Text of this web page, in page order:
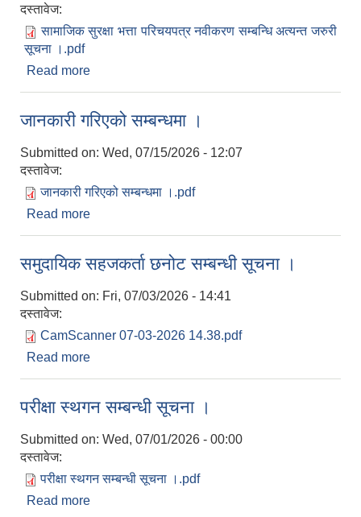
दस्तावेज:
सामाजिक सुरक्षा भत्ता परिचयपत्र नवीकरण सम्बन्धि अत्यन्त जरुरी
सूचना ।.pdf
Read more
जानकारी गरिएको सम्बन्धमा ।
Submitted on: Wed, 07/15/2026 - 12:07
दस्तावेज:
जानकारी गरिएको सम्बन्धमा ।.pdf
Read more
समुदायिक सहजकर्ता छनोट सम्बन्धी सूचना ।
Submitted on: Fri, 07/03/2026 - 14:41
दस्तावेज:
CamScanner 07-03-2026 14.38.pdf
Read more
परीक्षा स्थगन सम्बन्धी सूचना ।
Submitted on: Wed, 07/01/2026 - 00:00
दस्तावेज:
परीक्षा स्थगन सम्बन्धी सूचना ।.pdf
Read more